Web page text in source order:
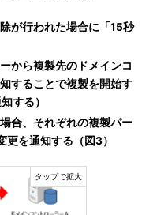
が行われた場合に「15秒
から複製先のドメインコ
することで複製を開始す
する）
合、それぞれの複製パー
更を通知する（図3）